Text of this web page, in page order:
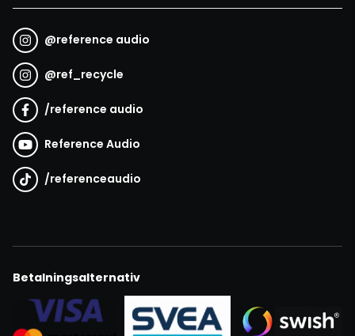
@reference audio
@ref_recycle
/reference audio
Reference Audio
/referenceaudio
Betalningsalternativ